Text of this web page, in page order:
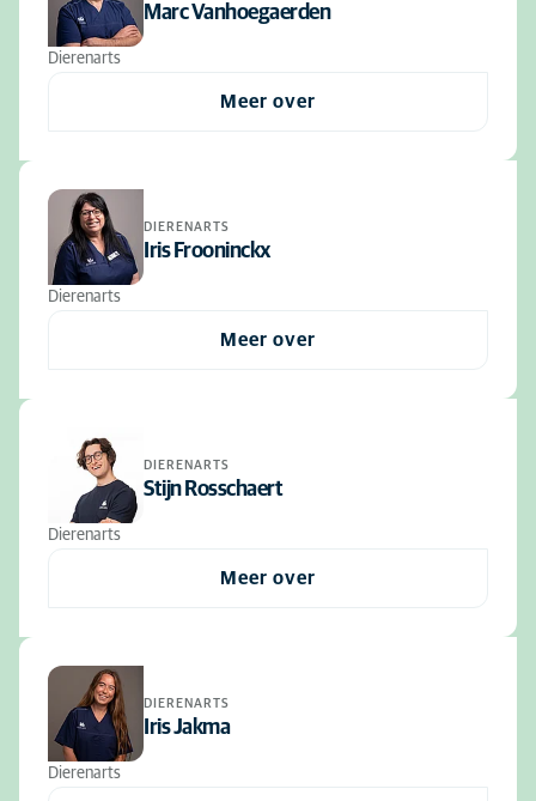
Marc Vanhoegaerden
Dierenarts
Meer over
DIERENARTS
Iris Frooninckx
Dierenarts
Meer over
DIERENARTS
Stijn Rosschaert
Dierenarts
Meer over
DIERENARTS
Iris Jakma
Dierenarts